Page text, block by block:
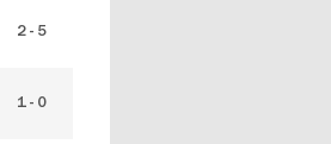
2 - 5
1 - 0